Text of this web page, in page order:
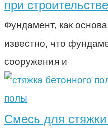
при строительстве
Фундамент, как
известно, что
сооружения и
полы
Смесь для